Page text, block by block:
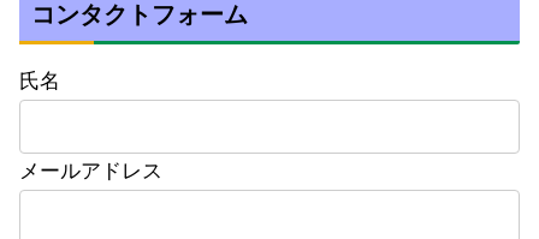
コンタクトフォーム
氏名
メールアドレス